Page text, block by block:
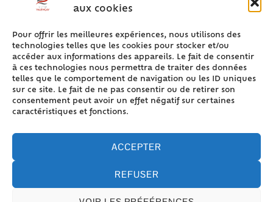
aux cookies
Pour offrir les meilleures expériences, nous utilisons des
technologies telles que les cookies pour stocker et/ou
accéder aux informations des appareils. Le fait de consentir
à ces technologies nous permettra de traiter des données
telles que le comportement de navigation ou les ID uniques
sur ce site. Le fait de ne pas consentir ou de retirer son
consentement peut avoir un effet négatif sur certaines
caractéristiques et fonctions.
ACCEPTER
REFUSER
ACCÈS RAPIDE
Accueil
Contact
Plan du site
Mentions légales
Politique de cookies (UE)